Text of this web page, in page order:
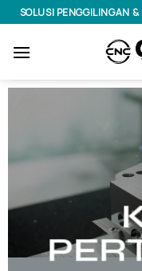
Skip
to
content
SOLUSI PENGGILINGAN